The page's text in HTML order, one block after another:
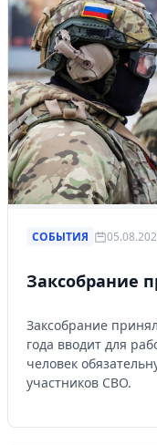
СОБЫТИЯ
Заксобрание
Заксобрание
года вводит для
человек
участников СВО.